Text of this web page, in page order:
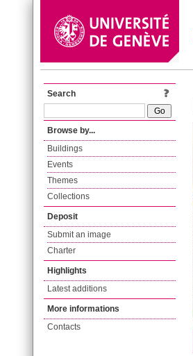
Search
Browse by...
Buildings
Events
Themes
Collections
Deposit
Submit an image
Charter
Highlights
Latest additions
More informations
Contacts